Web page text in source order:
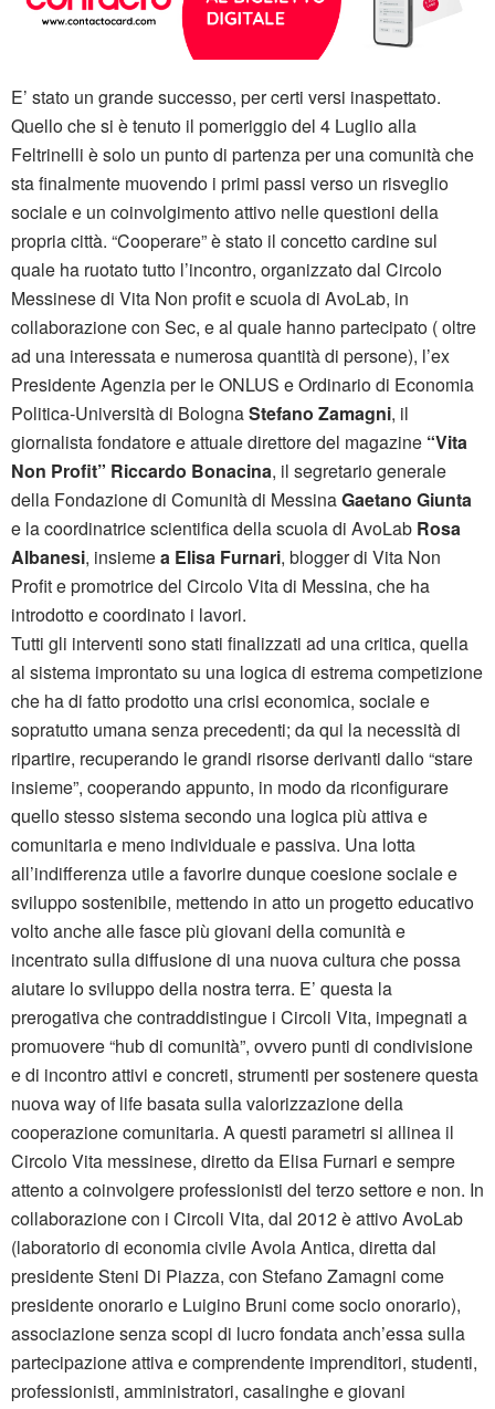
E’ stato un grande successo, per certi versi inaspettato.
Quello che si è tenuto il pomeriggio del 4 Luglio alla
Feltrinelli è solo un punto di partenza per una comunità che
sta finalmente muovendo i primi passi verso un risveglio
sociale e un coinvolgimento attivo nelle questioni della
propria città. “Cooperare” è stato il concetto cardine sul
quale ha ruotato tutto l’incontro, organizzato dal Circolo
Messinese di Vita Non profit e scuola di AvoLab, in
collaborazione con Sec, e al quale hanno partecipato ( oltre
ad una interessata e numerosa quantità di persone), l’ex
Presidente Agenzia per le ONLUS e Ordinario di Economia
Politica-Università di BolognaStefano Zamagni, il
giornalista fondatore e attuale direttore del magazine “Vita
Non Profit” Riccardo Bonacina, il segretario generale
della Fondazione di Comunità di MessinaGaetano Giunta
e la coordinatrice scientifica della scuola di AvoLab Rosa
Albanesi, insiemea Elisa Furnari, blogger di Vita Non
Profit e promotrice del Circolo Vita di Messina, che ha
introdotto e coordinato i lavori.
Tutti gli interventi sono stati finalizzati ad una critica, quella
al sistema improntato su una logica di estrema competizione
che ha di fatto prodotto una crisi economica, sociale e
sopratutto umana senza precedenti; da qui la necessità di
ripartire, recuperando le grandi risorse derivanti dallo “stare
insieme”, cooperando appunto, in modo da riconfigurare
quello stesso sistema secondo una logica più attiva e
comunitaria e meno individuale e passiva. Una lotta
all’indifferenza utile a favorire dunque coesione sociale e
sviluppo sostenibile, mettendo in atto un progetto educativo
volto anche alle fasce più giovani della comunità e
incentrato sulla diffusione di una nuova cultura che possa
aiutare lo sviluppo della nostra terra. E’ questa la
prerogativa che contraddistingue i Circoli Vita, impegnati a
promuovere “hub di comunità”, ovvero punti di condivisione
e di incontro attivi e concreti, strumenti per sostenere questa
nuova way of life basata sulla valorizzazione della
cooperazione comunitaria. A questi parametri si allinea il
Circolo Vita messinese, diretto da Elisa Furnari e sempre
attento a coinvolgere professionisti del terzo settore e non. In
collaborazione con i Circoli Vita, dal 2012 è attivo AvoLab
(laboratorio di economia civile Avola Antica, diretta dal
presidente Steni Di Piazza, con Stefano Zamagni come
presidente onorario e Luigino Bruni come socio onorario),
associazione senza scopi di lucro fondata anch’essa sulla
partecipazione attiva e comprendente imprenditori, studenti,
professionisti, amministratori, casalinghe e giovani